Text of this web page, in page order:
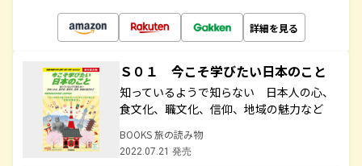
詳細を見る
Ｓ０１ 今こそ学びたい日本のこと
知っているようで知らない 日本人の心、
食文化、職文化、信仰、地域の魅力など
BOOKS 旅の読み物
2022.07.21 発売